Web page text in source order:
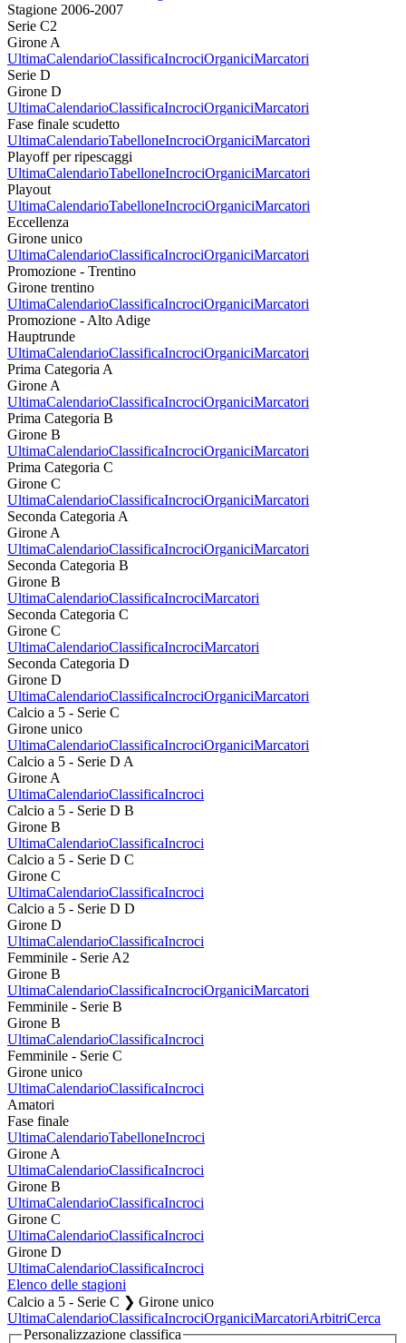
Stagione 2006-2007
Serie C2
Girone A
UltimaCalendarioClassificaIncrociOrganiciMarcatori
Serie D
Girone D
UltimaCalendarioClassificaIncrociOrganiciMarcatori
Fase finale scudetto
UltimaCalendarioTabelloneIncrociOrganiciMarcatori
Playoff per ripescaggi
UltimaCalendarioTabelloneIncrociOrganiciMarcatori
Playout
UltimaCalendarioTabelloneIncrociOrganiciMarcatori
Eccellenza
Girone unico
UltimaCalendarioClassificaIncrociOrganiciMarcatori
Promozione - Trentino
Girone trentino
UltimaCalendarioClassificaIncrociOrganiciMarcatori
Promozione - Alto Adige
Hauptrunde
UltimaCalendarioClassificaIncrociOrganiciMarcatori
Prima Categoria A
Girone A
UltimaCalendarioClassificaIncrociOrganiciMarcatori
Prima Categoria B
Girone B
UltimaCalendarioClassificaIncrociOrganiciMarcatori
Prima Categoria C
Girone C
UltimaCalendarioClassificaIncrociOrganiciMarcatori
Seconda Categoria A
Girone A
UltimaCalendarioClassificaIncrociOrganiciMarcatori
Seconda Categoria B
Girone B
UltimaCalendarioClassificaIncrociMarcatori
Seconda Categoria C
Girone C
UltimaCalendarioClassificaIncrociMarcatori
Seconda Categoria D
Girone D
UltimaCalendarioClassificaIncrociOrganiciMarcatori
Calcio a 5 - Serie C
Girone unico
UltimaCalendarioClassificaIncrociOrganiciMarcatori
Calcio a 5 - Serie D A
Girone A
UltimaCalendarioClassificaIncroci
Calcio a 5 - Serie D B
Girone B
UltimaCalendarioClassificaIncroci
Calcio a 5 - Serie D C
Girone C
UltimaCalendarioClassificaIncroci
Calcio a 5 - Serie D D
Girone D
UltimaCalendarioClassificaIncroci
Femminile - Serie A2
Girone B
UltimaCalendarioClassificaIncrociOrganiciMarcatori
Femminile - Serie B
Girone B
UltimaCalendarioClassificaIncroci
Femminile - Serie C
Girone unico
UltimaCalendarioClassificaIncroci
Amatori
Fase finale
UltimaCalendarioTabelloneIncroci
Girone A
UltimaCalendarioClassificaIncroci
Girone B
UltimaCalendarioClassificaIncroci
Girone C
UltimaCalendarioClassificaIncroci
Girone D
UltimaCalendarioClassificaIncroci
Elenco delle stagioni
Calcio a 5 - Serie C ❯ Girone unico
UltimaCalendarioClassificaIncrociOrganiciMarcatoriArbitriCerca
Personalizzazione classifica